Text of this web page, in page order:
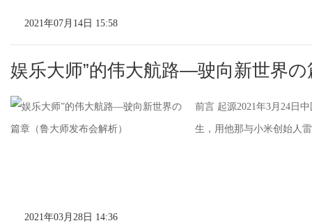
2021年07月14日 15:58
娱乐大师”的伟大航路—驶向新世界
前言 起源2021年3月24日
生，用他那与小米创始人
2021年03月28日 14:36